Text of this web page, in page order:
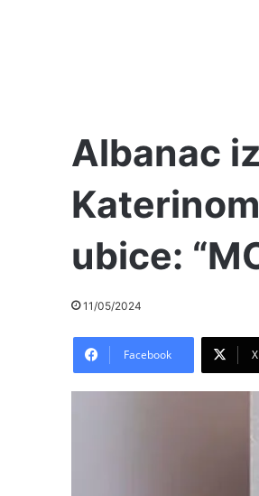
Albanac
ubice:
11/05/2024
Facebook X